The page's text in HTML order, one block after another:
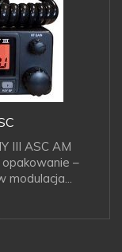
III ASC AM
–
modulacja...